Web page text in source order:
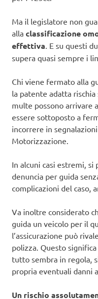
Ma il legislatore non
alla classificazione
effettiva. E su questi
supera quasi sempre i
Chi viene fermato alla
la patente adatta
multe possono arrivare
essere sottoposto a
incorrere in
Motorizzazione.
In alcuni casi estremi,
denuncia per guida
complicazioni del caso,
Va inoltre considerato
guida un veicolo per il
l’assicurazione può
polizza. Questo
tutto sembra in regola,
propria eventuali danni
Un rischio